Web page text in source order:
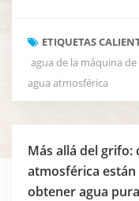
Generador de agua
extrae agua potable
ETIQUETAS
agua de la máquina de
agua atmosférica
Más allá del grifo:
atmosférica
obtener agua